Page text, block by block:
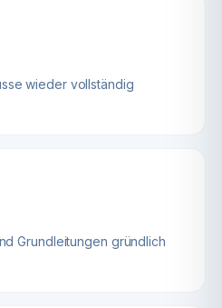
wieder vollständig
Grundleitungen gründlich